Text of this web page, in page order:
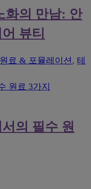
화의 만남: 안
뷰티
원료 & 포뮬레이션 , 테
의 필수 원